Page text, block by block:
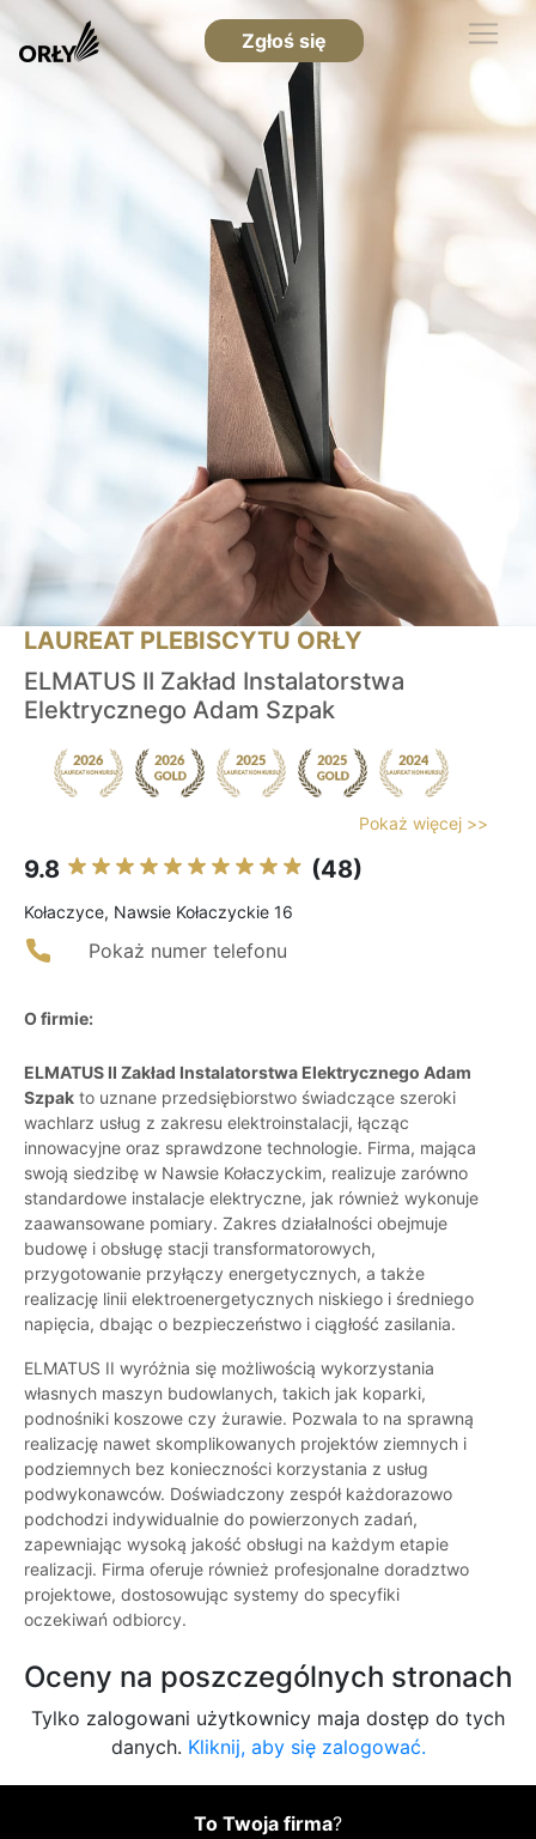
Zgłoś się
LAUREAT PLEBISCYTU ORŁY
ELMATUS II Zakład Instalatorstwa
Elektrycznego Adam Szpak
Pokaż więcej >>
9.8 (48)
Kołaczyce, Nawsie Kołaczyckie 16
Pokaż numer telefonu
O firmie:
ELMATUS II Zakład Instalatorstwa Elektrycznego Adam
Szpak to uznane przedsiębiorstwo świadczące szeroki
wachlarz usług z zakresu elektroinstalacji, łącząc
innowacyjne oraz sprawdzone technologie. Firma, mająca
swoją siedzibę w Nawsie Kołaczyckim, realizuje zarówno
standardowe instalacje elektryczne, jak również wykonuje
zaawansowane pomiary. Zakres działalności obejmuje
budowę i obsługę stacji transformatorowych,
przygotowanie przyłączy energetycznych, a także
realizację linii elektroenergetycznych niskiego i średniego
napięcia, dbając o bezpieczeństwo i ciągłość zasilania.
ELMATUS II wyróżnia się możliwością wykorzystania
własnych maszyn budowlanych, takich jak koparki,
podnośniki koszowe czy żurawie. Pozwala to na sprawną
realizację nawet skomplikowanych projektów ziemnych i
podziemnych bez konieczności korzystania z usług
podwykonawców. Doświadczony zespół każdorazowo
podchodzi indywidualnie do powierzonych zadań,
zapewniając wysoką jakość obsługi na każdym etapie
realizacji. Firma oferuje również profesjonalne doradztwo
projektowe, dostosowując systemy do specyfiki
oczekiwań odbiorcy.
Oceny na poszczególnych stronach
Tylko zalogowani użytkownicy maja dostęp do tych
danych. Kliknij, aby się zalogować.
To Twoja firma?